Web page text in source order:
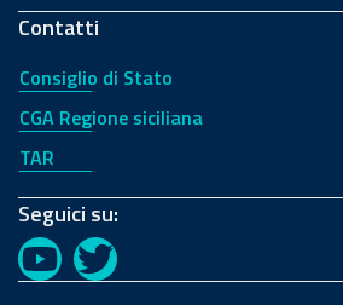
Contatti
Consiglio di Stato
CGA Regione siciliana
TAR
Seguici su:
YouTubeTwitter